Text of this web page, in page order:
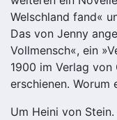
Welschland fand«
Das von Jenny
Vollmensch«, ein
1900 im Verlag von
erschienen. Worum
Um Heini von